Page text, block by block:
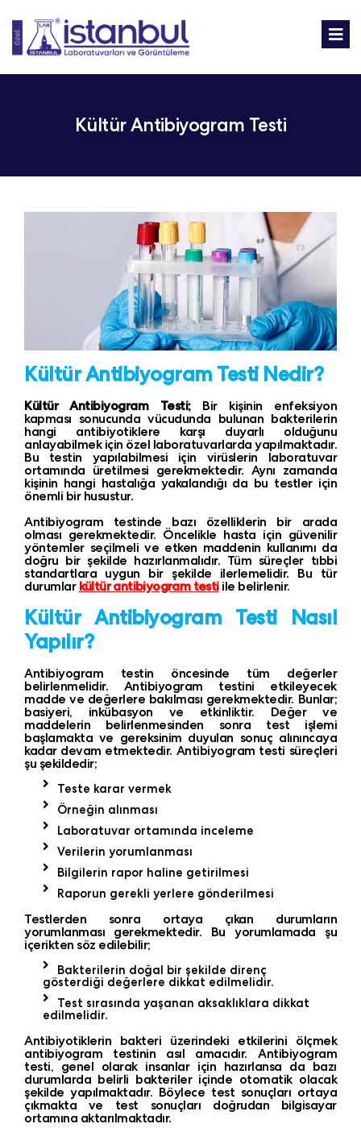
Kültür Antibiyogram Testi
Kültür Antibiyogram Testi Nedir?
Kültür Antibiyogram Testi; Bir kişinin enfeksiyon
kapması sonucunda vücudunda bulunan bakterilerin
hangi antibiyotiklere karşı duyarlı olduğunu
anlayabilmek için özel laboratuvarlarda yapılmaktadır.
Bu testin yapılabilmesi için virüslerin laboratuvar
ortamında üretilmesi gerekmektedir. Aynı zamanda
kişinin hangi hastalığa yakalandığı da bu testler için
önemli bir husustur.
Antibiyogram testinde bazı özelliklerin bir arada
olması gerekmektedir. Öncelikle hasta için güvenilir
yöntemler seçilmeli ve etken maddenin kullanımı da
doğru bir şekilde hazırlanmalıdır. Tüm süreçler tıbbi
standartlara uygun bir şekilde ilerlemelidir. Bu tür
durumlarkültür antibiyogram testiile belirlenir.
Kültür Antibiyogram Testi Nasıl
Yapılır?
Antibiyogram testin öncesinde tüm değerler
belirlenmelidir. Antibiyogram testini etkileyecek
madde ve değerlere bakılması gerekmektedir. Bunlar;
basiyeri, inkübasyon ve etkinliktir. Değer ve
maddelerin belirlenmesinden sonra test işlemi
başlamakta ve gereksinim duyulan sonuç alınıncaya
kadar devam etmektedir. Antibiyogram testi süreçleri
şu şekildedir;
Teste karar vermek
Örneğin alınması
Laboratuvar ortamında inceleme
Verilerin yorumlanması
Bilgilerin rapor haline getirilmesi
Raporun gerekli yerlere gönderilmesi
Testlerden sonra ortaya çıkan durumların
yorumlanması gerekmektedir. Bu yorumlamada şu
içerikten söz edilebilir;
Bakterilerin doğal bir şekilde direnç
gösterdiği değerlere dikkat edilmelidir.
Test sırasında yaşanan aksaklıklara dikkat
edilmelidir.
Antibiyotiklerin bakteri üzerindeki etkilerini ölçmek
antibiyogram testinin asıl amacıdır. Antibiyogram
testi, genel olarak insanlar için hazırlansa da bazı
durumlarda belirli bakteriler içinde otomatik olacak
şekilde yapılmaktadır. Böylece test sonuçları ortaya
çıkmakta ve test sonuçları doğrudan bilgisayar
ortamına aktarılmaktadır.